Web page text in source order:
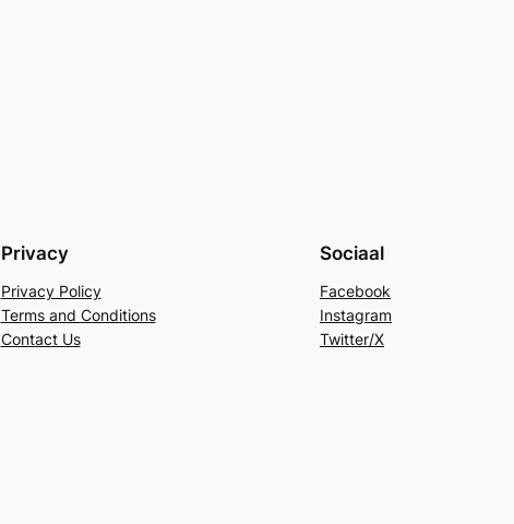
Privacy
Privacy Policy
Terms and Conditions
Contact Us
Sociaal
Facebook
Instagram
Twitter/X